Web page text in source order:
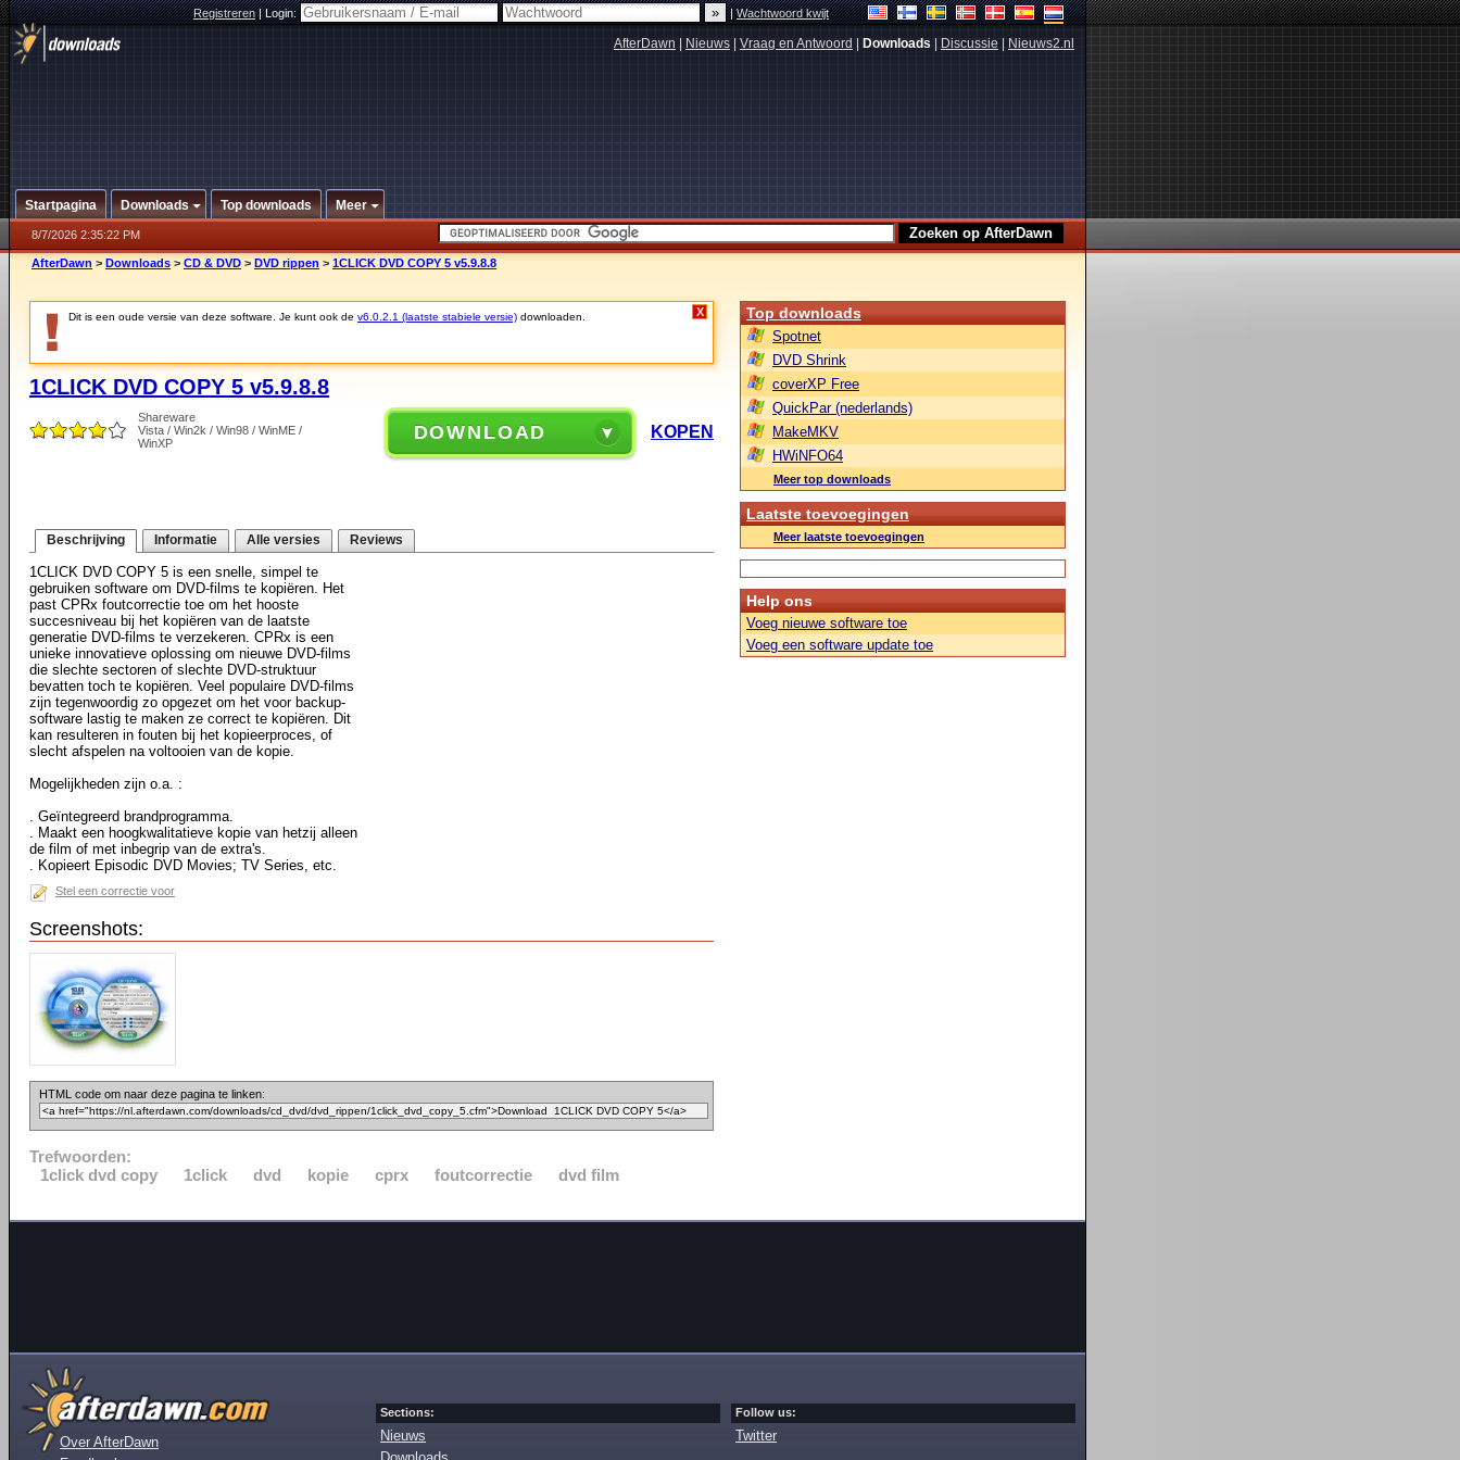
Registreren|Login: |Wachtwoord kwijt
AfterDawn Nieuws Vraag en Antwoord Downloads Discussie Nieuws2.nl
Startpagina Downloads Top downloads Meer
8/7/2026 2:35:22 PM
AfterDawn > Downloads > CD & DVD > DVD rippen > 1CLICK DVD COPY 5 v5.9.8.8
Dit is een oude versie van deze software. Je kunt ook de v6.0.2.1 (laatste stabiele versie) downloaden. X
1CLICK DVD COPY 5 v5.9.8.8
Shareware
Vista / Win2k / Win98 / WinME /
WinXP
DOWNLOAD KOPEN
Beschrijving Informatie Alle versies Reviews
1CLICK DVD COPY 5 is een snelle, simpel te
gebruiken software om DVD-films te kopiëren. Het
past CPRx foutcorrectie toe om het hooste
succesniveau bij het kopiëren van de laatste
generatie DVD-films te verzekeren. CPRx is een
unieke innovatieve oplossing om nieuwe DVD-films
die slechte sectoren of slechte DVD-struktuur
bevatten toch te kopiëren. Veel populaire DVD-films
zijn tegenwoordig zo opgezet om het voor backup-
software lastig te maken ze correct te kopiëren. Dit
kan resulteren in fouten bij het kopieerproces, of
slecht afspelen na voltooien van de kopie.
Mogelijkheden zijn o.a. :
. Geïntegreerd brandprogramma.
. Maakt een hoogkwalitatieve kopie van hetzij alleen
de film of met inbegrip van de extra's.
. Kopieert Episodic DVD Movies; TV Series, etc.
Stel een correctie voor
Screenshots:
HTML code om naar deze pagina te linken:
Trefwoorden:
1click dvd copy
1click dvd kopie cprx foutcorrectie dvd film
Top downloads
Spotnet
DVD Shrink
coverXP Free
QuickPar (nederlands)
MakeMKV
HWiNFO64
Meer top downloads
Laatste toevoegingen
Meer laatste toevoegingen
Help ons
Voeg nieuwe software toe
Voeg een software update toe
Over AfterDawn
Sections:
Nieuws
Follow us:
Twitter